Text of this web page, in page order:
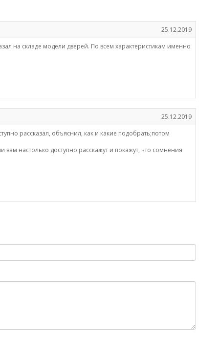
25.12.2019
на складе модели дверей. По всем характеристикам именно
25.12.2019
рассказал, объяснил, как и какие подобрать;потом
настолько доступно расскажут и покажут, что сомнения